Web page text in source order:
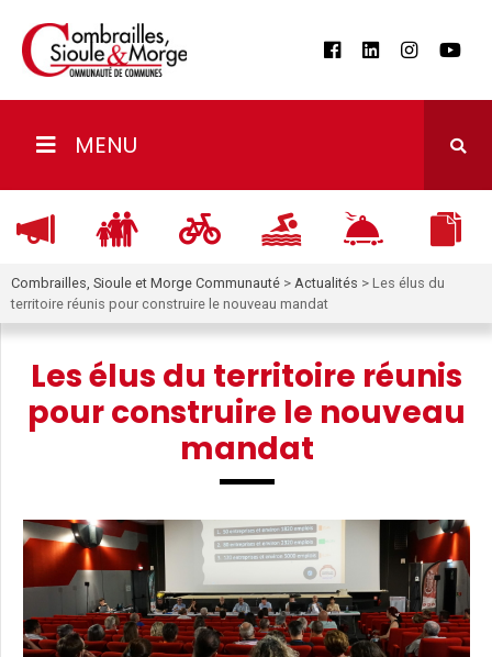
MENU
Combrailles, Sioule et Morge Communauté > Actualités > Les élus du
territoire réunis pour construire le nouveau mandat
Les élus du territoire réunis
pour construire le nouveau
mandat